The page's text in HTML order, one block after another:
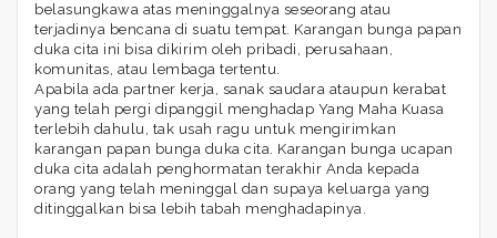
belasungkawa atas meninggalnya seseorang atau
terjadinya bencana di suatu tempat. Karangan bunga papan
duka cita ini bisa dikirim oleh pribadi, perusahaan,
komunitas, atau lembaga tertentu.
Apabila ada partner kerja, sanak saudara ataupun kerabat
yang telah pergi dipanggil menghadap Yang Maha Kuasa
terlebih dahulu, tak usah ragu untuk mengirimkan
karangan papan bunga duka cita. Karangan bunga ucapan
duka cita adalah penghormatan terakhir Anda kepada
orang yang telah meninggal dan supaya keluarga yang
ditinggalkan bisa lebih tabah menghadapinya.